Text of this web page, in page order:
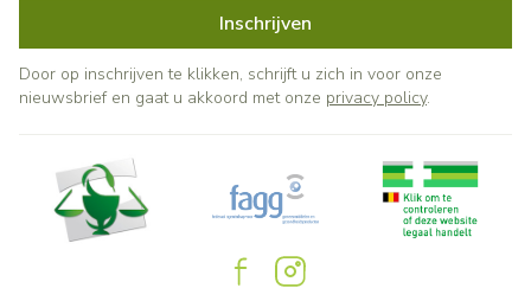
Inschrijven
Door op inschrijven te klikken, schrijft u zich in voor onze
nieuwsbrief en gaat u akkoord met onze privacy policy.